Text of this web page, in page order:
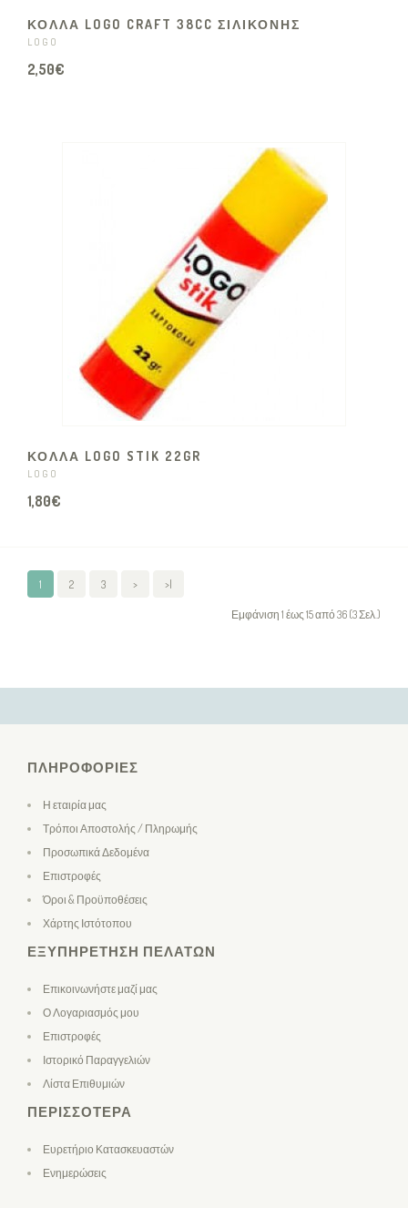
ΚΟΛΛΑ LOGO CRAFT 38CC ΣΙΛΙΚΟΝΗΣ
LOGO
2,50€
ΚΟΛΛΑ LOGO STIK 22GR
LOGO
1,80€
1 2 3 > >|
Εμφάνιση 1 έως 15 από 36 (3 Σελ.)
ΠΛΗΡΟΦΟΡΊΕΣ
Η εταιρία μας
Τρόποι Αποστολής / Πληρωμής
Προσωπικά Δεδομένα
Επιστροφές
Όροι & Προϋποθέσεις
Χάρτης Ιστότοπου
ΕΞΥΠΗΡΈΤΗΣΗ ΠΕΛΑΤΏΝ
Επικοινωνήστε μαζί μας
Ο Λογαριασμός μου
Επιστροφές
Ιστορικό Παραγγελιών
Λίστα Επιθυμιών
ΠΕΡΙΣΣΌΤΕΡΑ
Ευρετήριο Κατασκευαστών
Ενημερώσεις